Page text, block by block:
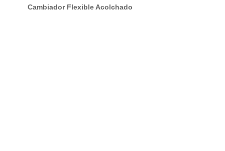
Cambiador Flexible Acolchado